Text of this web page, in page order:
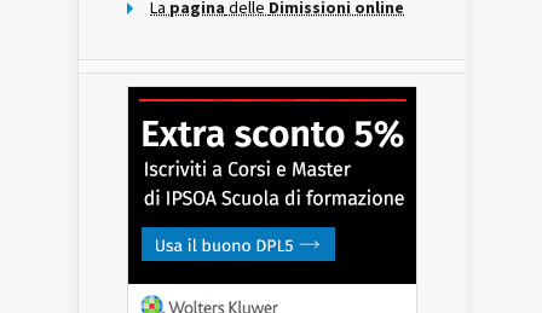
La pagina delle Dimissioni online